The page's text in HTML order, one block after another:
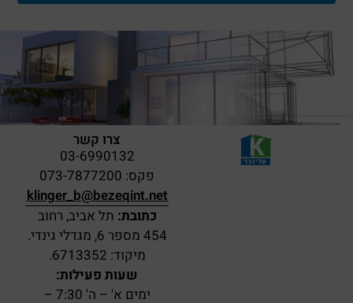
צרו קשר
03-6990132
פקס: 073-7877200
klinger_b@bezeqint.net
כתובת: תל אביב, רחוב
454 מספר 6, מגדלי גינדי.
מיקוד: 6713352.
שעות פעילות:
ימים א' – ה' 7:30 –